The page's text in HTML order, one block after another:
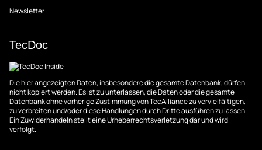
Newsletter
TecDoc
Die hier angezeigten Daten, insbesondere die gesamte Datenbank, dürfen
nicht kopiert werden. Es ist zu unterlassen, die Daten oder die gesamte
Datenbank ohne vorherige Zustimmung von TecAlliance zu vervielfältigen,
zu verbreiten und/oder diese Handlungen durch Dritte ausführen zu lassen.
Ein Zuwiderhandeln stellt eine Urheberrechtsverletzung dar und wird
verfolgt.